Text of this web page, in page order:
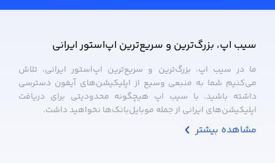
سیب ‌اپ، بزرگ‌ترین و سریع‌ترین اپ‌استور ایرانی
ما در سیب ‌اپ، بزرگ‌ترین و سریع‌ترین اپ‌استور ایرانی، تلاش
می‌کنیم شما به منبعی وسیع از اپلیکیشن‌های آیفون دسترسی
داشته باشید. با سیب ‌اپ هیچگونه محدودیتی برای دریافت
اپلیکیشن‌های ایرانی از جمله موبایل‌بانک‌ها نخواهید داشت.
مشاهده بیشتر